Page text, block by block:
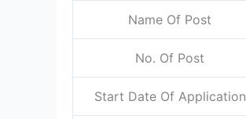
Name Of Post
No. Of Post
Start Date Of Application